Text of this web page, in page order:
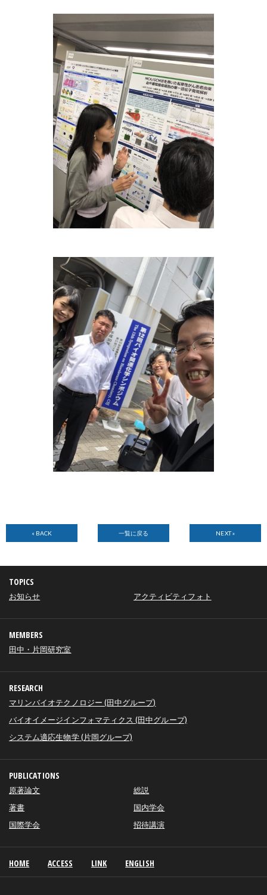
« BACK NEXT »
一覧に戻る
TOPICS
お知らせ アクティビティフォト
MEMBERS
田中・片岡研究室
RESEARCH
マリンバイオテクノロジー (田中グループ)
バイオイメージインフォマティクス (田中グループ)
システム適応生物学 (片岡グループ)
PUBLICATIONS
原著論文
総説
著書
国内学会
国際学会
招待講演
HOME ACCESS LINK ENGLISH